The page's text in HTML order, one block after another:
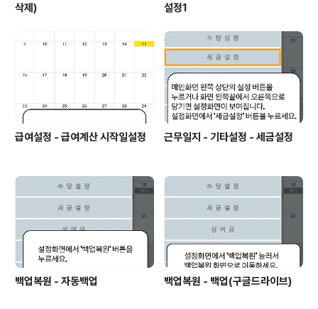
삭제)
설정1
급여설정 - 급여계산 시작일설정 근무일지 - 기타설정 - 세금설정
백업복원 - 자동백업 백업복원 - 백업(구글드라이브)